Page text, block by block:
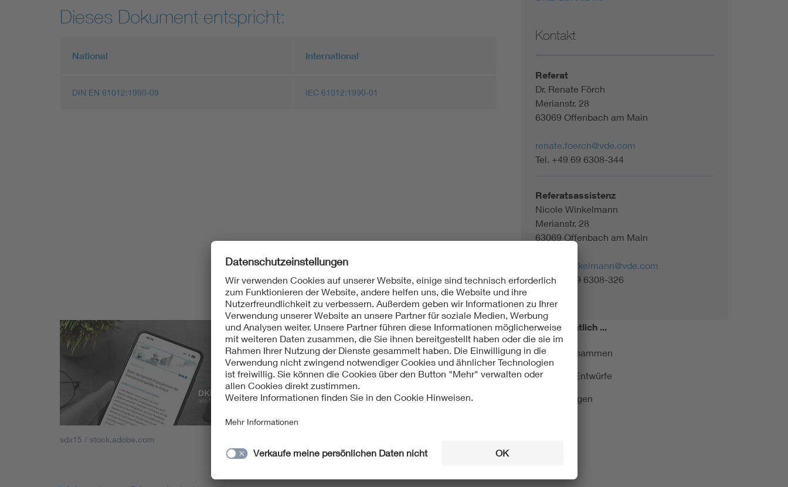
Dieses Dokument entspricht:
National International
DIN EN 61012:1998-09 IEC 61012:1990-01
Kontakt
Referat
Dr. Renate Förch
Merianstr. 28
63069 Offenbach am Main
renate.foerch@vde.com
Tel. +49 69 6308-344
Referatsassistenz
Nicole Winkelmann
Merianstr. 28
63069 Offenbach am Main
nicole.winkelmann@vde.com
Tel. +49 69 6308-326
sdx15 / stock.adobe.com
Mit unserem DKE Newsletter sind Sie immer top informiert! Monatlich ...
fassen wir die wichtigsten Entwicklungen in der Normung kurz zusammen
berichten wir über aktuelle Arbeitsergebnisse, Publikationen und Entwürfe
informieren wir Sie bereits frühzeitig über zukünftige Veranstaltungen